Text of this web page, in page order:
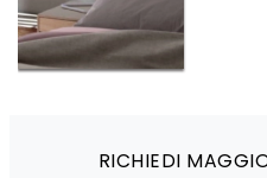
RICHIEDI